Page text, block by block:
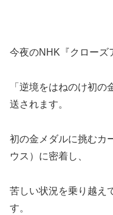
今夜のNHK『クローズ
「逆境をはねのけ初
送されます。
初の金メダルに挑むカ
ウス）に密着し、
苦しい状況を乗り越え
す。